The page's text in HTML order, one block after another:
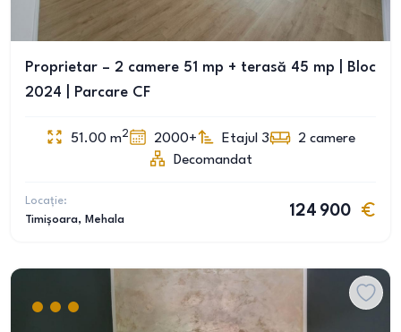
Proprietar – 2 camere 51 mp + terasă 45 mp | Bloc
2024 | Parcare CF
51.00 m2 2000+ Etajul 3 2 camere
Decomandat
Locație:
Timișoara, Mehala
124 900